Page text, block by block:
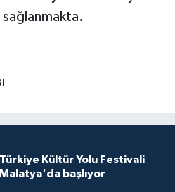
Türkiye Kültür Yolu Festivali
Malatya'da başlıyor